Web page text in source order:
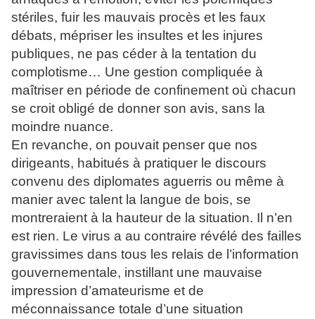
stériles, fuir les mauvais procès et les faux
débats, mépriser les insultes et les injures
publiques, ne pas céder à la tentation du
complotisme… Une gestion compliquée à
maîtriser en période de confinement où chacun
se croit obligé de donner son avis, sans la
moindre nuance.
En revanche, on pouvait penser que nos
dirigeants, habitués à pratiquer le discours
convenu des diplomates aguerris ou même à
manier avec talent la langue de bois, se
montreraient à la hauteur de la situation. Il n’en
est rien. Le virus a au contraire révélé des failles
gravissimes dans tous les relais de l’information
gouvernementale, instillant une mauvaise
impression d’amateurisme et de
méconnaissance totale d’une situation